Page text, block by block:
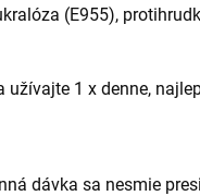
(E955),
1 x denne,
dávka sa nesmie